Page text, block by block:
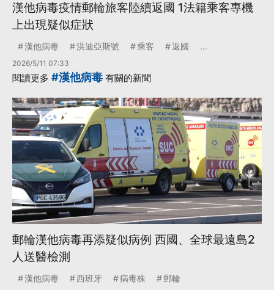
漢他病毒疫情郵輪旅客陸續返國 1法籍乘客專機
上出現疑似症狀
漢他病毒 洪迪亞斯號 乘客 返國 ...
2026/5/11 07:33
閱讀更多 #漢他病毒 有關的新聞
郵輪漢他病毒再添疑似病例 西國、全球最遠島2
人送醫檢測
漢他病毒 西班牙 病毒株 郵輪